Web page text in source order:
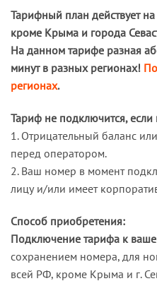
Тарифный план действует
кроме Крыма и города
На данном тарифе разная
минут в разных регионах!
регионах.
Тариф не подключится,
1. Отрицательный баланс
перед оператором.
2. Ваш номер в момент
лицу и/или имеет
Способ приобретения:
Подключение тарифа к
сохранением номера, для
всей РФ, кроме Крыма и г.